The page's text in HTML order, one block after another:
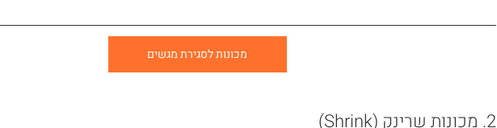
מכונות לסגירת מגשים
2. מכונות שרינק (Shrink)